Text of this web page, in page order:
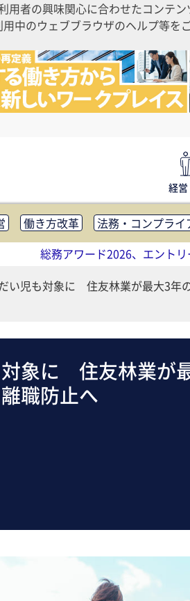
者の興味関心に合わせたコンテ
中のウェブブラウザのヘルプ等
経
働き方改革 法務・コンプライ
社内広報 社外・社内コミュニケ
・補助金・コスト削減 アウトソ
総務アワード2026、エントリ
い児も対象に 住友林業が最大3年
象に 住友林業が
職防止へ